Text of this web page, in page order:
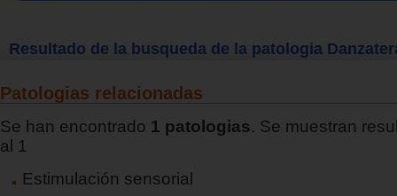
Resultado de la busqueda de la patologia
Patologias relacionadas
Se han encontrado 1 patologias. Se muestran
al 1
Estimulación sensorial